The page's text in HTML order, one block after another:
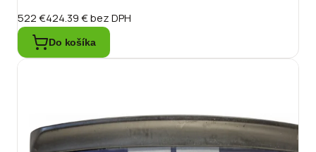
522 €424.39 €bez DPH
Do košíka